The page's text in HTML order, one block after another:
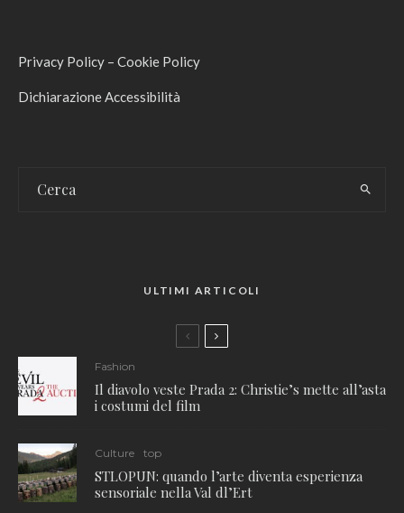
Privacy Policy – Cookie Policy
Dichiarazione Accessibilità
ULTIMI ARTICOLI
Fashion
Il diavolo veste Prada 2: Christie’s mette all’asta
i costumi del film
Culture top
STLOPUN: quando l’arte diventa esperienza
sensoriale nella Val dl’Ert